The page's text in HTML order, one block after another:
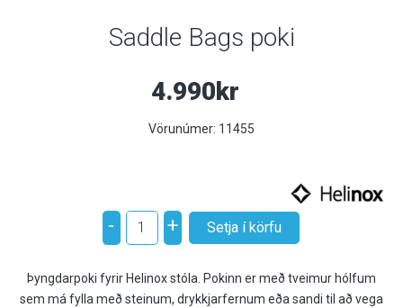
Saddle Bags poki
4.990kr
Vörunúmer: 11455
- +
Þyngdarpoki fyrir Helinox stóla. Pokinn er með tveimur hólfum
sem má fylla með steinum, drykkjarfernum eða sandi til að vega